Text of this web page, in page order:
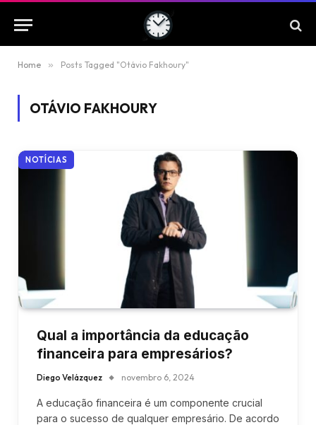
Home » Posts Tagged "Otávio Fakhoury"
OTÁVIO FAKHOURY
NOTÍCIAS
Qual a importância da educação
financeira para empresários?
Diego Velázquez novembro 6, 2024
A educação financeira é um componente crucial
para o sucesso de qualquer empresário. De acordo